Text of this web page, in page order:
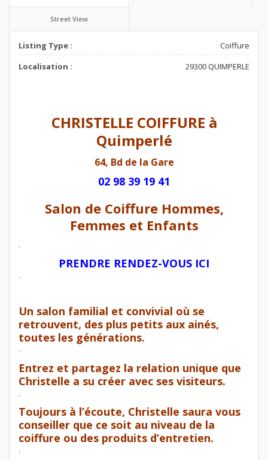
Street View
Listing Type :
Coiffure
Localisation :
29300 QUIMPERLE
CHRISTELLE COIFFURE à
Quimperlé
64, Bd de la Gare
02 98 39 19 41
Salon de Coiffure Hommes,
Femmes et Enfants
.
PRENDRE RENDEZ-VOUS ICI
.
Un salon familial et convivial où se
retrouvent, des plus petits aux ainés,
toutes les générations.
.
Entrez et partagez la relation unique que
Christelle a su créer avec ses visiteurs.
.
Toujours à l’écoute, Christelle saura vous
conseiller que ce soit au niveau de la
coiffure ou des produits d’entretien.
.